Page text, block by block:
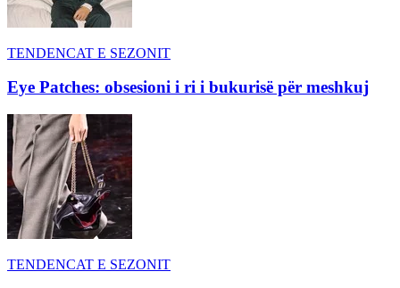
TENDENCAT E SEZONIT
Eye Patches: obsesioni i ri i bukurisë për meshkuj
TENDENCAT E SEZONIT